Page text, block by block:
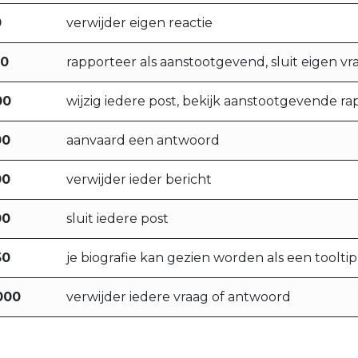
verwijder eigen reactie
rapporteer als aanstootgevend, sluit eigen
wijzig iedere post, bekijk aanstootgevende
aanvaard een antwoord
verwijder ieder bericht
sluit iedere post
je biografie kan gezien worden als een tooltip
verwijder iedere vraag of antwoord